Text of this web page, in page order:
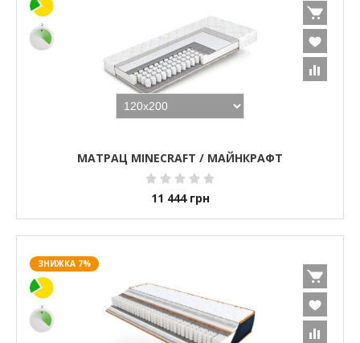
МАТРАЦ MINECRAFT / МАЙНКРАФТ
11 444 грн
ЗНИЖКА 7%